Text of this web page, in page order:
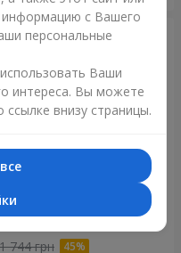
красная роза
744 грн
информацию с Вашего
персональные
Ваши
интереса. Вы можете
внизу страницы.